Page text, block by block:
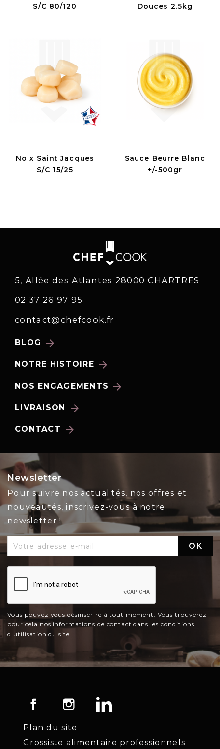
S/C 80/120
Douces 2.5kg
Noix Saint Jacques
S/C 15/25
Sauce Beurre Blanc
+/-500gr
5, Allée des Atlantes 28000 CHARTRES
02 37 26 97 95
contact@chefcook.fr
BLOG arrow_forward
NOTRE HISTOIRE arrow_forward
NOS ENGAGEMENTS arrow_forward
LIVRAISON arrow_forward
CONTACT arrow_forward
Newsletter
Pour suivre nos actualités, nos offres et
nouveautés, inscrivez-vous à notre
newsletter !
Vous pouvez vous désinscrire à tout moment. Vous trouverez
pour cela nos informations de contact dans les conditions
d'utilisation du site.
Facebook Instagram
Plan du site
Grossiste alimentaire professionnels